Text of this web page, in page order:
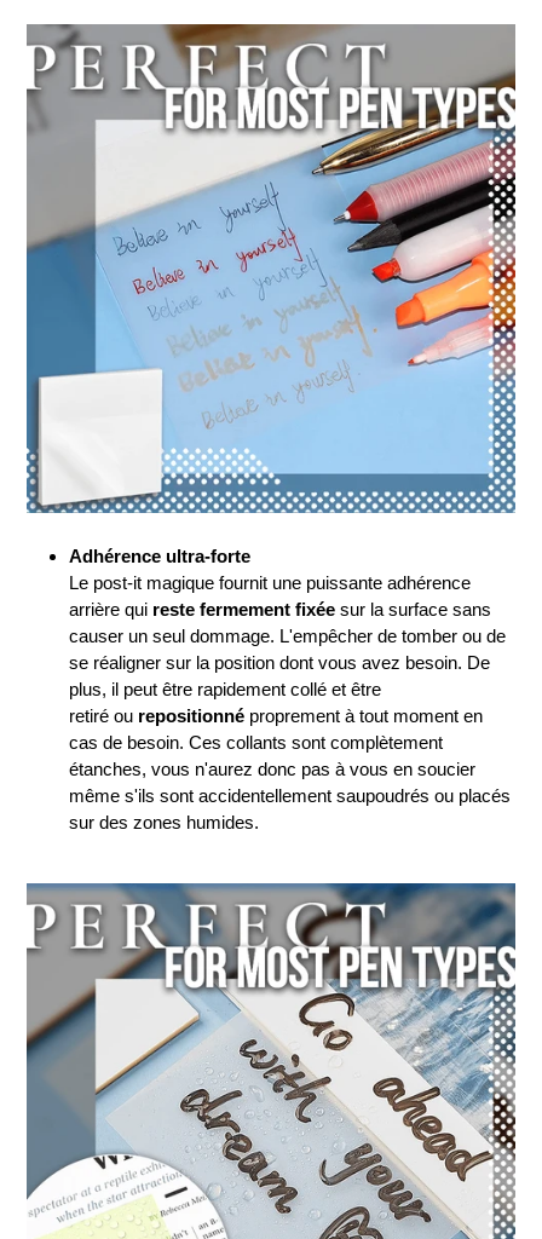
Adhérence ultra-forte
Le post-it magique fournit une puissante adhérence
arrière qui reste fermement fixée sur la surface sans
causer un seul dommage. L'empêcher de tomber ou de
se réaligner sur la position dont vous avez besoin. De
plus, il peut être rapidement collé et être
retiré ou repositionné proprement à tout moment en
cas de besoin. Ces collants sont complètement
étanches, vous n'aurez donc pas à vous en soucier
même s'ils sont accidentellement saupoudrés ou placés
sur des zones humides.